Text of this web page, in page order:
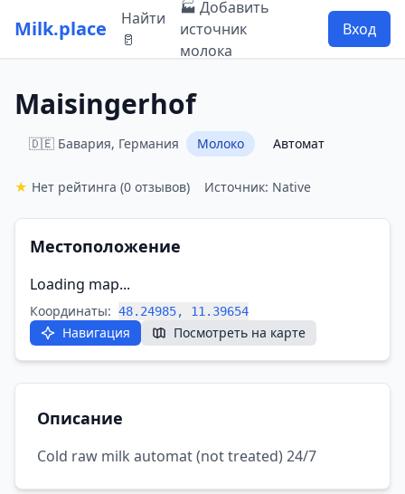
Milk.place
Найти
🥛
🏭 Добавить
источник
молока
Вход
Maisingerhof
🇩🇪 Бавария, Германия Молоко Автомат
★ Нет рейтинга (0 отзывов) Источник: Native
Местоположение
Loading map...
Координаты: 48.24985, 11.39654
Навигация Посмотреть на карте
Описание
Cold raw milk automat (not treated) 24/7